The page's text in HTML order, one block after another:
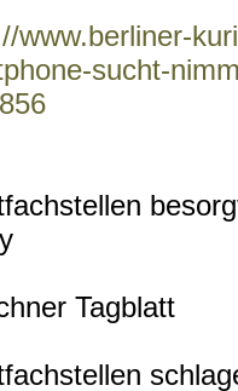
www.berliner-
sucht-
Tagblatt